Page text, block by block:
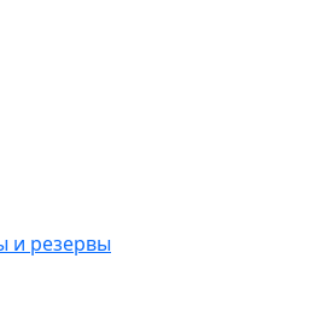
и резервы